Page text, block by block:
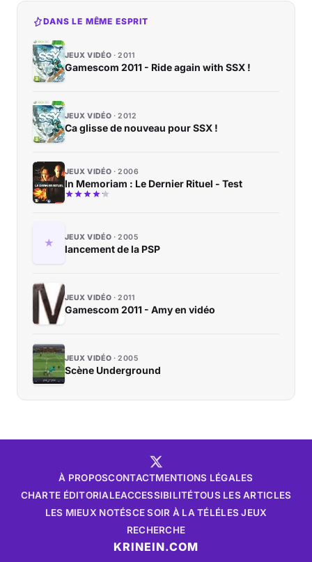
DANS LE MÊME ESPRIT
JEUX VIDÉO 2011
Gamescom 2011 - Ride again with SSX !
JEUX VIDÉO 2012
Ca glisse de nouveau pour SSX !
JEUX VIDÉO 2006
In Memoriam : Le Dernier Rituel - Test
JEUX VIDÉO 2005
lancement de la PSP
JEUX VIDÉO 2011
Gamescom 2011 - Amy en vidéo
JEUX VIDÉO 2005
Scène Underground
À PROPOSCONTACTMENTIONS LÉGALES
CHARTE ÉDITORIALEACCESSIBILITÉTOUS LES ARTICLES
LES MIEUX NOTÉSCE SOIR À LA TÉLÉLES JEUX
RECHERCHE
KRINEIN.COM